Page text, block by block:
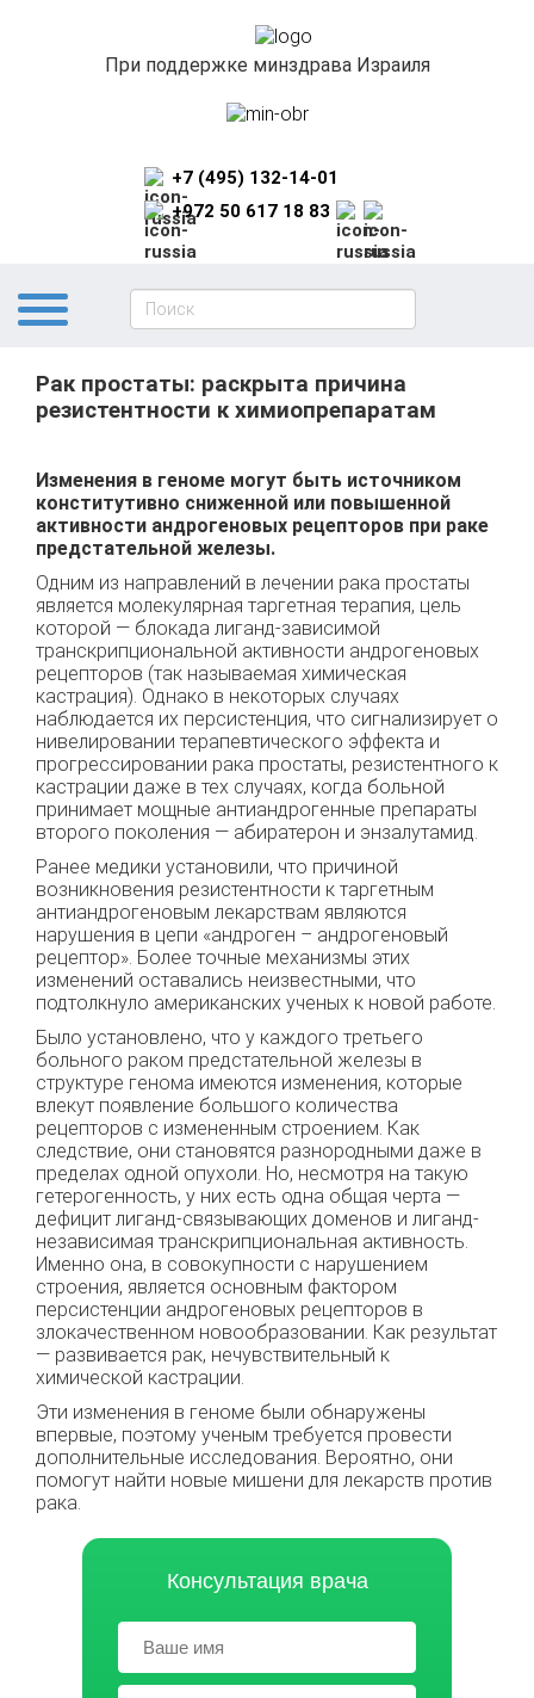
При поддержке минздрава Израиля
+7 (495) 132-14-01
+972 50 617 18 83
Рак простаты: раскрыта причина
резистентности к химиопрепаратам
Изменения в геноме могут быть источником
конститутивно сниженной или повышенной
активности андрогеновых рецепторов при раке
предстательной железы.
Одним из направлений в лечении рака простаты
является молекулярная таргетная терапия, цель
которой — блокада лиганд-зависимой
транскрипциональной активности андрогеновых
рецепторов (так называемая химическая
кастрация). Однако в некоторых случаях
наблюдается их персистенция, что сигнализирует о
нивелировании терапевтического эффекта и
прогрессировании рака простаты, резистентного к
кастрации даже в тех случаях, когда больной
принимает мощные антиандрогенные препараты
второго поколения — абиратерон и энзалутамид.
Ранее медики установили, что причиной
возникновения резистентности к таргетным
антиандрогеновым лекарствам являются
нарушения в цепи «андроген – андрогеновый
рецептор». Более точные механизмы этих
изменений оставались неизвестными, что
подтолкнуло американских ученых к новой работе.
Было установлено, что у каждого третьего
больного раком предстательной железы в
структуре генома имеются изменения, которые
влекут появление большого количества
рецепторов с измененным строением. Как
следствие, они становятся разнородными даже в
пределах одной опухоли. Но, несмотря на такую
гетерогенность, у них есть одна общая черта —
дефицит лиганд-связывающих доменов и лиганд-
независимая транскрипциональная активность.
Именно она, в совокупности с нарушением
строения, является основным фактором
персистенции андрогеновых рецепторов в
злокачественном новообразовании. Как результат
— развивается рак, нечувствительный к
химической кастрации.
Эти изменения в геноме были обнаружены
впервые, поэтому ученым требуется провести
дополнительные исследования. Вероятно, они
помогут найти новые мишени для лекарств против
рака.
Консультация врача